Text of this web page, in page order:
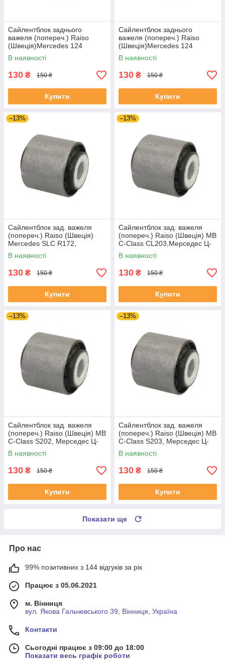
Сайлентблок заднього
важеля (попереч.) Raiso
(Швеція)Mercedes 124
C124,Мерседес 124 Ц124
#RL-124465M UAMBXFN4
В наявності
130 ₴ 150 ₴
Купити
Сайлентблок заднього
важеля (попереч.) Raiso
(Швеція)Mercedes 124
W124,Мерседес 124 Ф124
#RL-124465M UAMBXFN4
В наявності
130 ₴ 150 ₴
Купити
–13%
Сайлентблок зад. важеля
(попереч.) Raiso (Швеція)
Mercedes SLC R172,
Мерседес СЛЦ Р172 #RL-
124465M UAHTWQX4
В наявності
130 ₴ 150 ₴
Купити
–13%
Сайлентблок зад. важеля
(попереч.) Raiso (Швеція) MB
C-Class CL203,Мерседес Ц-
Клас ЦЛ203 #RL-124465M
UAPYFYT4
В наявності
130 ₴ 150 ₴
Купити
–13%
Сайлентблок зад. важеля
(попереч.) Raiso (Швеція) MB
C-Class S202, Мерседес Ц-
Клас С202 #RL-124465M
UANABLS4
В наявності
130 ₴ 150 ₴
Купити
–13%
Сайлентблок зад. важеля
(попереч.) Raiso (Швеція) MB
C-Class S203, Мерседес Ц-
Клас С203 #RL-124465M
UACFYIG4
В наявності
130 ₴ 150 ₴
Купити
Показати ще
Про нас
99% позитивних з 144 відгуків за рік
Працює з 05.06.2021
м. Вінниця
вул. Якова Гальчевського 39, Вінниця, Україна
Контакти
Сьогодні працює з 09:00 до 18:00
Показати весь графік роботи